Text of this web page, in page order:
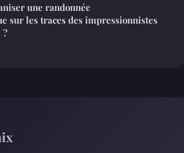
une randonnée
sur les traces des impressionnistes
?